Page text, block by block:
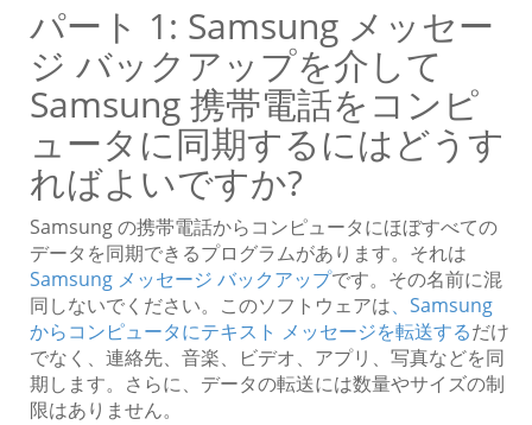
パート 1: Samsung メッセー
ジ バックアップを介して
Samsung 携帯電話をコンピ
ュータに同期するにはどうす
ればよいですか?
Samsung の携帯電話からコンピュータにほぼすべての
データを同期できるプログラムがあります。それは
Samsung メッセージ バックアップです。その名前に混
同しないでください。このソフトウェアは、Samsung
からコンピュータにテキスト メッセージを転送するだけ
でなく、連絡先、音楽、ビデオ、アプリ、写真などを同
期します。さらに、データの転送には数量やサイズの制
限はありません。